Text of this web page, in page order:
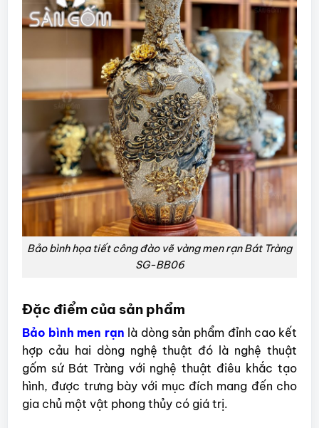
Bảo bình họa tiết công đào vẽ vàng men rạn Bát Tràng
SG-BB06
Đặc điểm của sản phẩm
Bảo bình men rạn là dòng sản phẩm đỉnh cao kết
hợp cảu hai dòng nghệ thuật đó là nghệ thuật
gốm sứ Bát Tràng với nghệ thuật điêu khắc tạo
hình, được trưng bày với mục đích mang đến cho
gia chủ một vật phong thủy có giá trị.